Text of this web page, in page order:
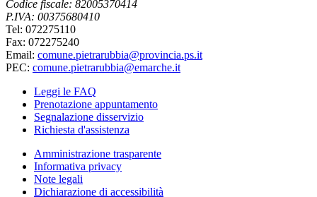
Codice fiscale: 82005370414
P.IVA: 00375680410
Tel: 072275110
Fax: 072275240
Email: comune.pietrarubbia@provincia.ps.it
PEC: comune.pietrarubbia@emarche.it
Leggi le FAQ
Prenotazione appuntamento
Segnalazione disservizio
Richiesta d'assistenza
Amministrazione trasparente
Informativa privacy
Note legali
Dichiarazione di accessibilità